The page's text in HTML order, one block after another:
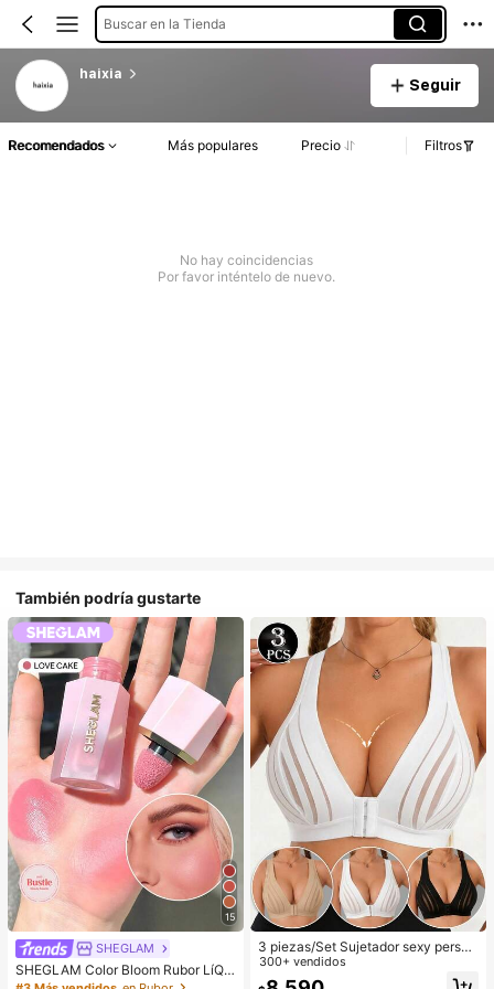
Buscar en la Tienda
haixia
Seguir
Recomendados Más populares Precio Filtros
No hay coincidencias
Por favor inténtelo de nuevo.
También podría gustarte
15
SHEGLAM
SHEGLAM Color Bloom Rubor LíQui
do Acabado Mate-Love Cake Color
3 piezas/Set Sujetador sexy person
alizado, Sujetador casual lencería,
Camiseta de tirantes para uso diari
300+ vendidos